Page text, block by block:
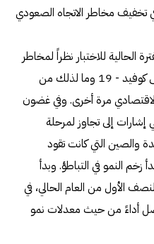
تخفيف مخاطر الاتجاه الصعودي
الحالية للاختبار نظراً لمخاطر
تفشي سلالة دلتا المتحورة من فيروس كوفيد - 19 وما لذلك من
مرة أخرى. وفي غضون
إلى تجاوز لمرحلة
والصين التي كانت تقود
زخم النمو في التباطؤ. وبدأ
الأول من العام الحالي، في
أداءً من حيث معدلات نمو